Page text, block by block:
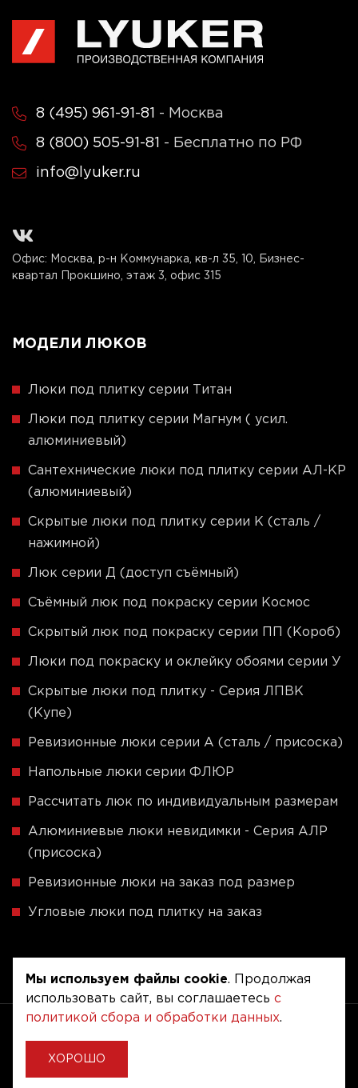
8 (495) 961-91-81 - Москва
8 (800) 505-91-81 - Бесплатно по РФ
info@lyuker.ru
Офис: Москва, р-н Коммунарка, кв-л 35, 10, Бизнес-
квартал Прокшино, этаж 3, офис 315
МОДЕЛИ ЛЮКОВ
Люки под плитку серии Титан
Люки под плитку серии Магнум ( усил.
алюминиевый)
Сантехнические люки под плитку серии АЛ-КР
(алюминиевый)
Скрытые люки под плитку серии K (сталь /
нажимной)
Люк серии Д (доступ съёмный)
Съёмный люк под покраску серии Космос
Скрытый люк под покраску серии ПП (Короб)
Люки под покраску и оклейку обоями серии У
Скрытые люки под плитку - Серия ЛПВК
(Купе)
Ревизионные люки серии A (сталь / присоска)
Напольные люки серии ФЛЮР
Рассчитать люк по индивидуальным размерам
Алюминиевые люки невидимки - Серия АЛР
(присоска)
Ревизионные люки на заказ под размер
Угловые люки под плитку на заказ
Copyright © 2020 - 2026. Люкер, ревизионные
сантехнические люки.
Разработка и продвижение -
Мы используем файлы cookie. Продолжая
использовать сайт, вы соглашаетесь с
политикой сбора и обработки данных.
ХОРОШО